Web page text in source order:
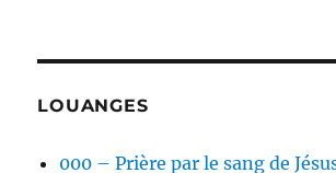
LOUANGES
000 – Prière par le sang de